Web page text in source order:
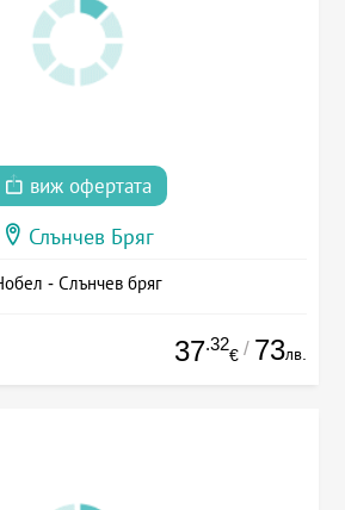
виж офертата
Слънчев Бряг
- Слънчев бряг
37.32
€ / 73лв.